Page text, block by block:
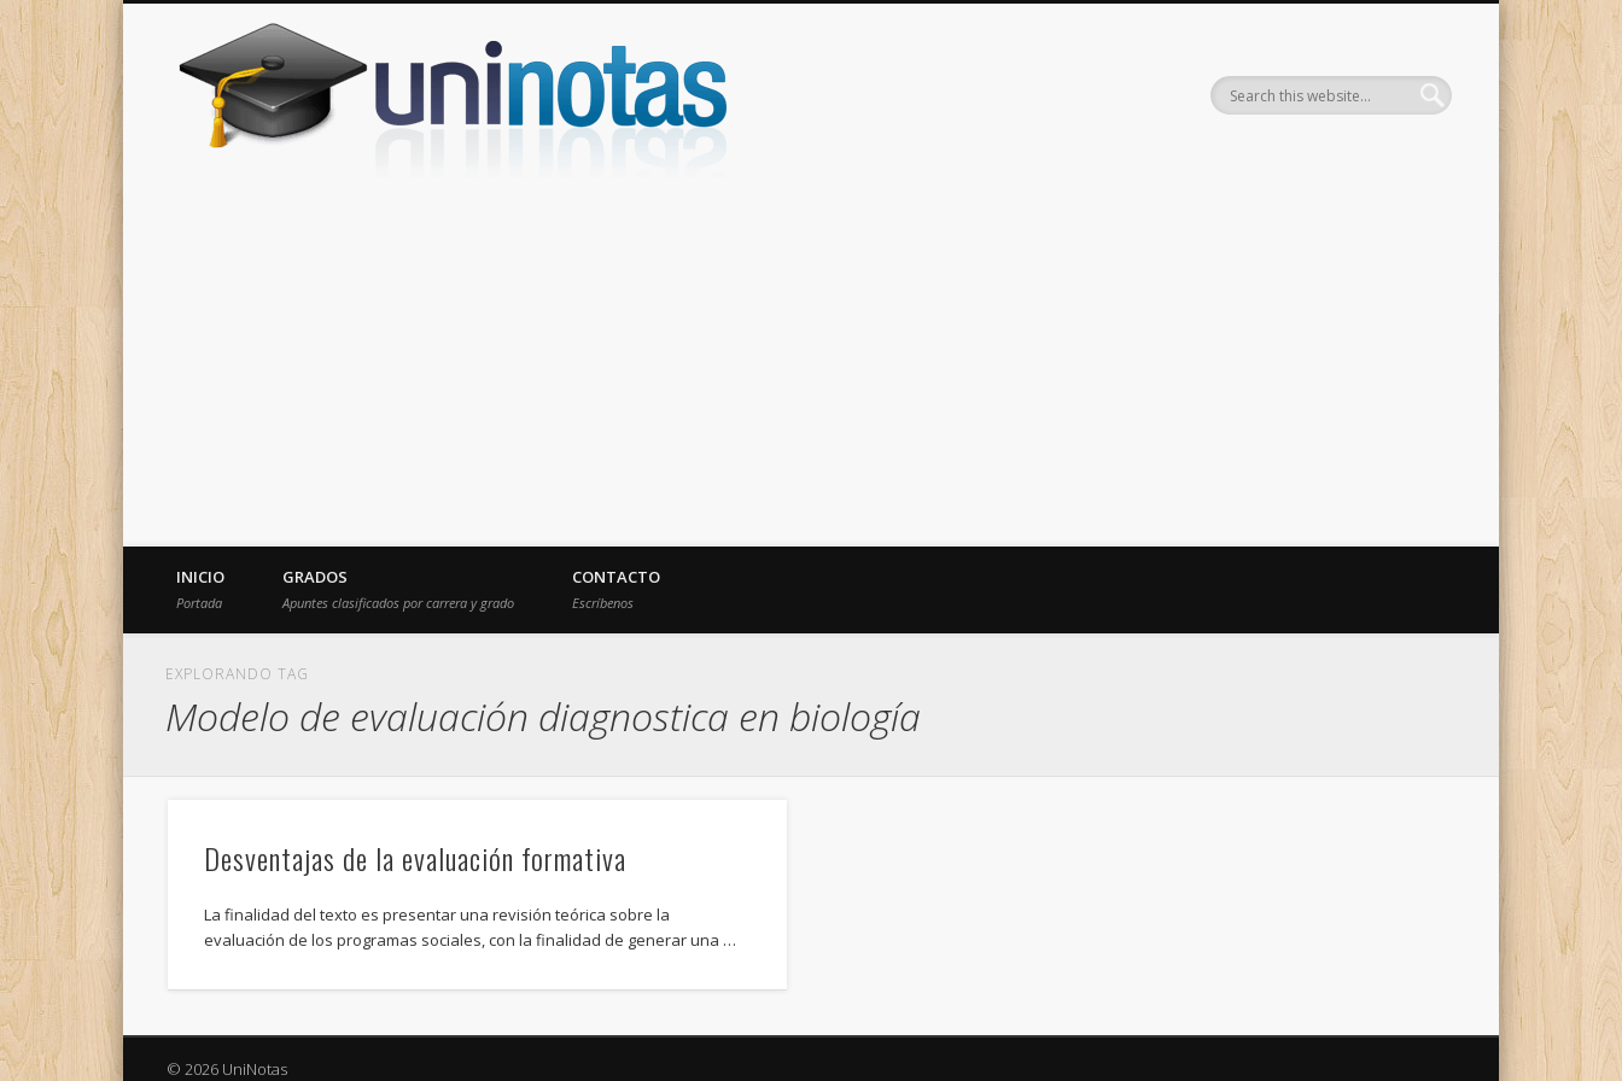
Donde encontrarás todas los apuntes de tu carrera
INICIO
Portada
GRADOS
Apuntes clasificados por carrera y grado
CONTACTO
Escríbenos
EXPLORANDO TAG
Modelo de evaluación diagnostica en biología
Desventajas de la evaluación formativa
La finalidad del texto es presentar una revisión teórica sobre la
evaluación de los programas sociales, con la finalidad de generar una …
© 2026 UniNotas